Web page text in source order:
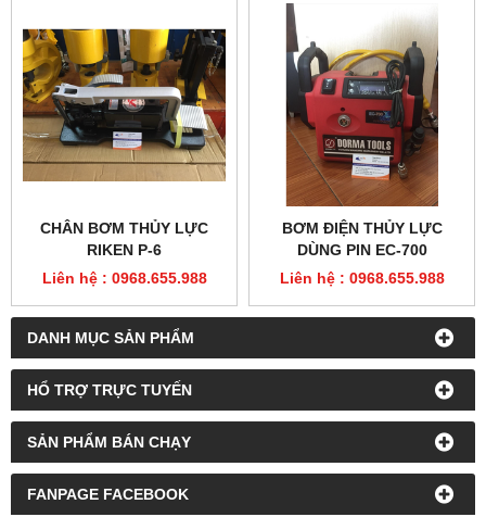
DANH MỤC SẢN PHẨM
HỔ TRỢ TRỰC TUYẾN
SẢN PHẨM BÁN CHẠY
FANPAGE FACEBOOK
CHÂN BƠM THỦY LỰC
RIKEN P-6
Liên hệ : 0968.655.988
BƠM ĐIỆN THỦY LỰC
DÙNG PIN EC-700
Liên hệ : 0968.655.988